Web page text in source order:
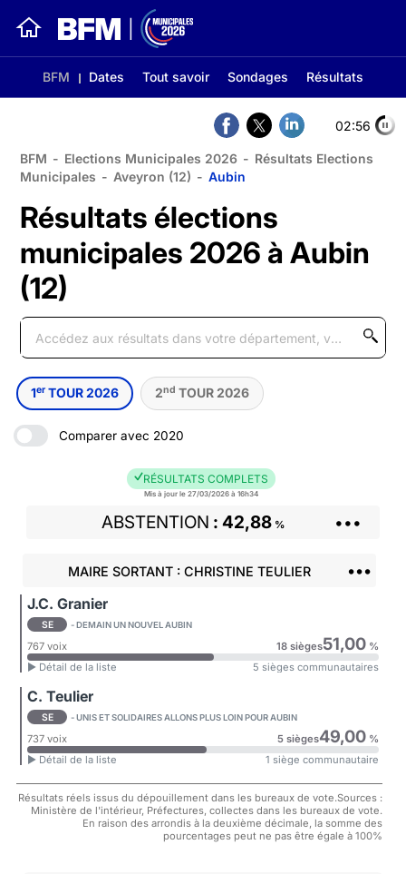
BFM Dates Tout savoir Sondages Résultats
02:56
BFM - Elections Municipales 2026 - Résultats Elections
Municipales - Aveyron (12) - Aubin
Résultats élections
municipales 2026 à Aubin
(12)
1er TOUR 2026 2nd TOUR 2026
Comparer avec 2020
RÉSULTATS COMPLETS
Mis à jour le 27/03/2026 à 16h34
ABSTENTION 42,88 % •••
MAIRE SORTANT : CHRISTINE TEULIER •••
J.C. Granier
SE - DEMAIN UN NOUVEL AUBIN
767 voix 18 sièges51,00%
► Détail de la liste
5 sièges communautaires
C. Teulier
SE - UNIS ET SOLIDAIRES ALLONS PLUS LOIN POUR AUBIN
737 voix 5 sièges49,00%
► Détail de la liste
1 siège communautaire
Résultats réels issus du dépouillement dans les bureaux de vote.Sources :
Ministère de l'intérieur, Préfectures, collectes dans les bureaux de vote.
En raison des arrondis à la deuxième décimale, la somme des
pourcentages peut ne pas être égale à 100%